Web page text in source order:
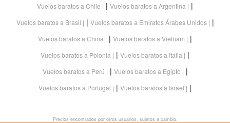
Vuelos baratos a Chile | Vuelos baratos a Argentina |
Vuelos baratos a Brasil | Vuelos baratos a Emiratos Árabes Unidos |
Vuelos baratos a China | Vuelos baratos a Vietnam |
Vuelos baratos a Polonia | Vuelos baratos a Italia |
Vuelos baratos a Perú | Vuelos baratos a Egipto |
Vuelos baratos a Portugal | Vuelos baratos a Israel |
Precios encontrados por otros usuarios, sujetos a cambio.